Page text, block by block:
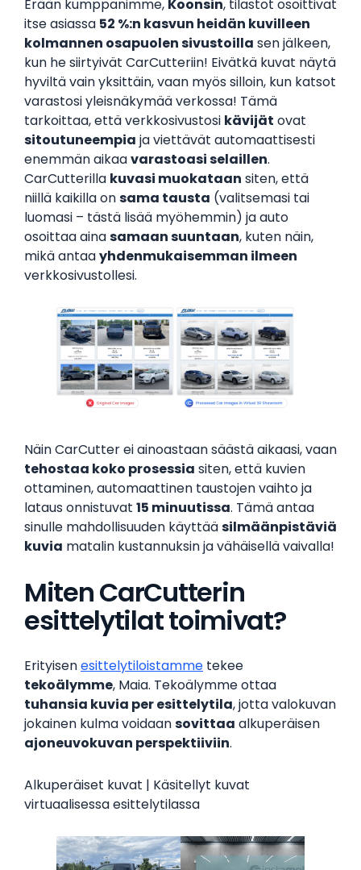
Erään kumppanimme, Koonsin, tilastot osoittivat
itse asiassa 52 %:n kasvun heidän kuvilleen
kolmannen osapuolen sivustoilla sen jälkeen,
kun he siirtyivät CarCutteriin! Eivätkä kuvat näytä
hyviltä vain yksittäin, vaan myös silloin, kun katsot
varastosi yleisnäkymää verkossa! Tämä
tarkoittaa, että verkkosivustosi kävijät ovat
sitoutuneempia ja viettävät automaattisesti
enemmän aikaavarastoasi selaillen.
CarCutterilla kuvasi muokataan siten, että
niillä kaikilla onsama tausta (valitsemasi tai
luomasi – tästä lisää myöhemmin) ja auto
osoittaa ainasamaan suuntaan, kuten näin,
mikä antaayhdenmukaisemman ilmeen
verkkosivustollesi.
Näin CarCutter ei ainoastaan säästä aikaasi, vaan
tehostaa koko prosessia siten, että kuvien
ottaminen, automaattinen taustojen vaihto ja
lataus onnistuvat 15 minuutissa. Tämä antaa
sinulle mahdollisuuden käyttääsilmäänpistäviä
kuvia matalin kustannuksin ja vähäisellä vaivalla!
Miten CarCutterin
esittelytilat toimivat?
Erityisenesittelytiloistamme tekee
tekoälymme, Maia. Tekoälymme ottaa
tuhansia kuvia per esittelytila, jotta valokuvan
jokainen kulma voidaansovittaa alkuperäisen
ajoneuvokuvan perspektiiviin.
Alkuperäiset kuvat | Käsitellyt kuvat
virtuaalisessa esittelytilassa